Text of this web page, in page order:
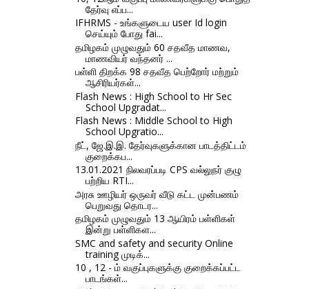
தேர்வு எப்ப...
IFHRMS - உங்களுடைய user Id login
செய்யும் போது fai...
தமிழகம் முழுவதும் 60 சதவீத மாணவ,
மாணவியர் வந்தனர் ...
பள்ளி திறக்க 98 சதவீத பெற்றோர் மற்றும்
ஆசிரியர்கள்...
Flash News : High School to Hr Sec
School Upgradat...
Flash News : Middle School to High
School Upgratio...
நீட், ஜே.இ.இ. தேர்வுகளுக்கான பாடத்திட்டம்
குறைக்கப...
13.01.2021 நிலவரப்படி CPS வல்லுநர் குழு
பற்றிய RTI...
அரசு ஊழியர் ஒருவர் வீடு கட்ட முன்பணம்
பெறுவது தொடர...
தமிழகம் முழுவதும் 13 ஆயிரம் பள்ளிகள்
இன்று பள்ளிகள...
SMC and safety and security Online
training முடிக்...
10 , 12 - ம் வகுப்புகளுக்கு குறைக்கப்பட்ட
பாடங்கள்...